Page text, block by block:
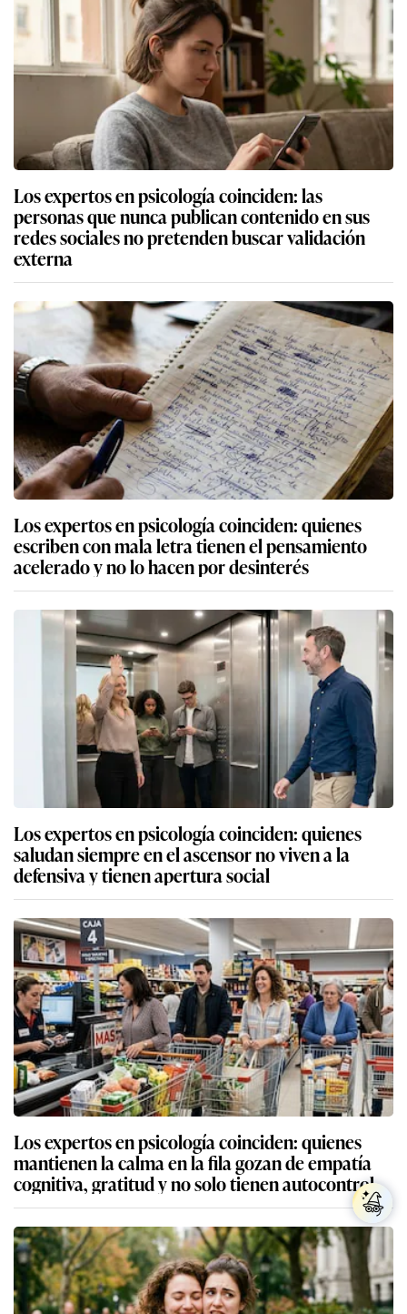
Los expertos en psicología coinciden: las
personas que nunca publican contenido en sus
redes sociales no pretenden buscar validación
externa
Los expertos en psicología coinciden: quienes
escriben con mala letra tienen el pensamiento
acelerado y no lo hacen por desinterés
Los expertos en psicología coinciden: quienes
saludan siempre en el ascensor no viven a la
defensiva y tienen apertura social
Los expertos en psicología coinciden: quienes
mantienen la calma en la fila gozan de empatía
cognitiva, gratitud y no solo tienen autocontrol